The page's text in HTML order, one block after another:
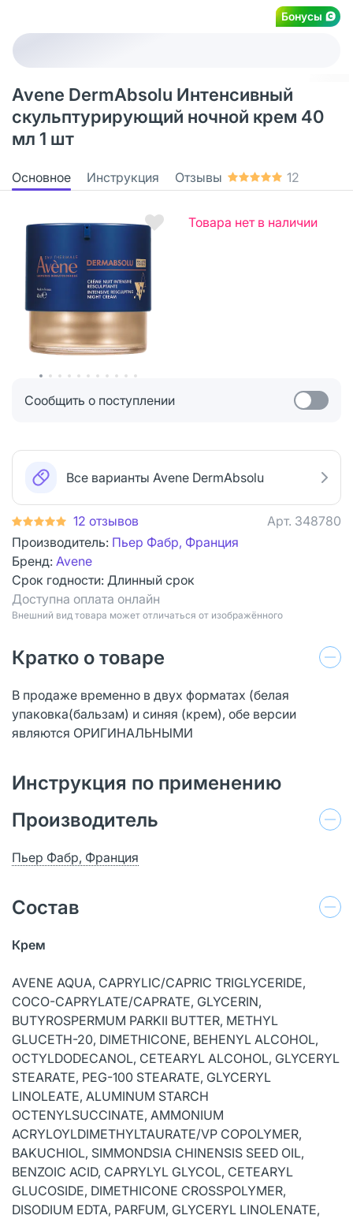
Бонусы
Avene DermAbsolu Интенсивный
скульптурирующий ночной крем 40
мл 1 шт
Основное Инструкция Отзывы 12
Товара нет в наличии
Сообщить о поступлении
Все варианты Avene DermAbsolu
12 отзывов Арт. 348780
Производитель: Пьер Фабр, Франция
Бренд: Avene
Срок годности: Длинный срок
Доступна оплата онлайн
Bнешний вид товара может отличаться от изображённого
Кратко о товаре
В продаже временно в двух форматах (белая
упаковка(бальзам) и синяя (крем), обе версии
являются ОРИГИНАЛЬНЫМИ
Инструкция по применению
Производитель
Пьер Фабр, Франция
Состав
Крем
AVENE AQUA, CAPRYLIC/CAPRIC TRIGLYCERIDE,
COCO-CAPRYLATE/CAPRATE, GLYCERIN,
BUTYROSPERMUM PARKII BUTTER, METHYL
GLUCETH-20, DIMETHICONE, BEHENYL ALCOHOL,
OCTYLDODECANOL, CETEARYL ALCOHOL, GLYCERYL
STEARATE, PEG-100 STEARATE, GLYCERYL
LINOLEATE, ALUMINUM STARCH
OCTENYLSUCCINATE, AMMONIUM
ACRYLOYLDIMETHYLTAURATE/VP COPOLYMER,
BAKUCHIOL, SIMMONDSIA CHINENSIS SEED OIL,
BENZOIC ACID, CAPRYLYL GLYCOL, CETEARYL
GLUCOSIDE, DIMETHICONE CROSSPOLYMER,
DISODIUM EDTA, PARFUM, GLYCERYL LINOLENATE,